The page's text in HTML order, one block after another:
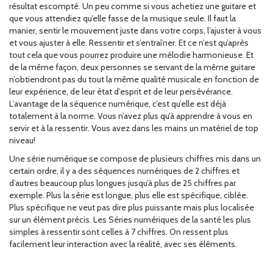
résultat escompté. Un peu comme si vous achetiez une guitare et
que vous attendiez qu’elle fasse de la musique seule. Il faut la
manier, sentir le mouvement juste dans votre corps, l’ajuster à vous
et vous ajuster à elle. Ressentir et s’entraîner. Et ce n’est qu’après
tout cela que vous pourrez produire une mélodie harmonieuse. Et
de la même façon, deux personnes se servant de la même guitare
n’obtiendront pas du tout la même qualité musicale en fonction de
leur expérience, de leur état d’esprit et de leur persévérance.
L’avantage de la séquence numérique, c’est qu’elle est déjà
totalement à la norme. Vous n’avez plus qu’à apprendre à vous en
servir et à la ressentir. Vous avez dans les mains un matériel de top
niveau!
Une série numérique se compose de plusieurs chiffres mis dans un
certain ordre, il y a des séquences numériques de 2 chiffres et
d’autres beaucoup plus longues jusqu’à plus de 25 chiffres par
exemple. Plus la série est longue, plus elle est spécifique, ciblée.
Plus spécifique ne veut pas dire plus puissante mais plus localisée
sur un élément précis. Les Séries numériques de la santé les plus
simples à ressentir sont celles à 7 chiffres. On ressent plus
facilement leur interaction avec la réalité, avec ses éléments.